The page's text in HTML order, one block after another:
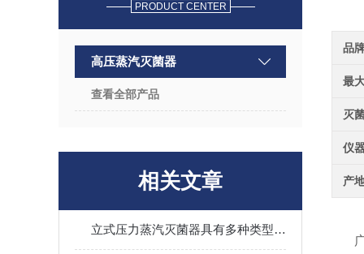
PRODUCT CENTER
高压蒸汽灭菌器
查看全部产品
相关文章
立式压力蒸汽灭菌器具有多种类型，可满足不同用户的需求
品
最
灭
仪
产